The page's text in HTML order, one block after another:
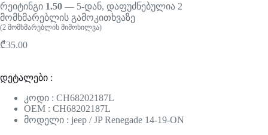
რეიტინგი 1.50 — 5-დან, დაფუძნებულია 2
მომხმარებლის გამოკითხვაზე
(2 მომხმარებლის მიმოხილვა)
₾35.00
დეტალები :
კოდი : CH68202187L
OEM : CH68202187L
მოდელი : jeep / JP Renegade 14-19-ON